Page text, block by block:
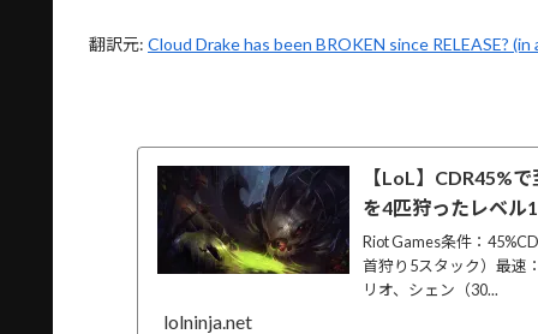
翻訳元: Cloud Drake has been BROKEN since RELEASE? (in
【LoL】CDR45%
を4匹狩ったレベル
Riot Games条件：
首狩り5スタック）最速
リオ、シェン（30...
lolninja.net